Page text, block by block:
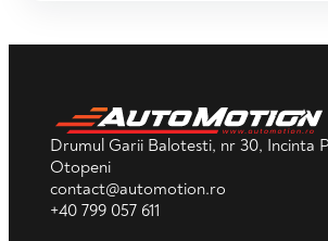
Drumul Garii Balotesti, nr 30, Incinta
Otopeni
contact@automotion.ro
+40 799 057 611